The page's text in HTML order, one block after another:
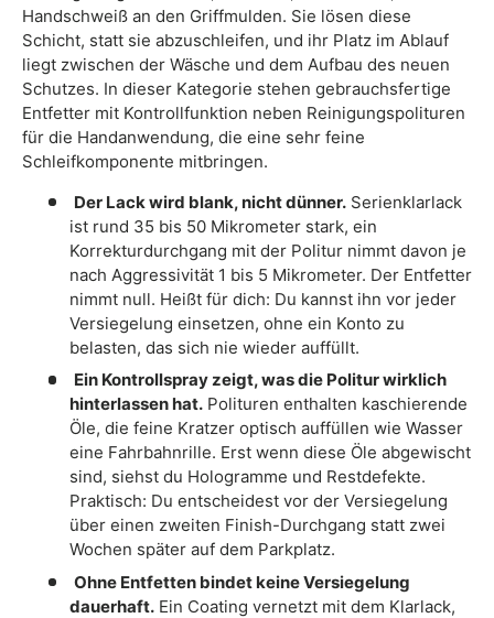
Handschweiß an den Griffmulden. Sie lösen diese
Schicht, statt sie abzuschleifen, und ihr Platz im Ablauf
liegt zwischen der Wäsche und dem Aufbau des neuen
Schutzes. In dieser Kategorie stehen gebrauchsfertige
Entfetter mit Kontrollfunktion neben Reinigungspolituren
für die Handanwendung, die eine sehr feine
Schleifkomponente mitbringen.
Der Lack wird blank, nicht dünner.Serienklarlack
ist rund 35 bis 50 Mikrometer stark, ein
Korrekturdurchgang mit der Politur nimmt davon je
nach Aggressivität 1 bis 5 Mikrometer. Der Entfetter
nimmt null. Heißt für dich: Du kannst ihn vor jeder
Versiegelung einsetzen, ohne ein Konto zu
belasten, das sich nie wieder auffüllt.
Ein Kontrollspray zeigt, was die Politur wirklich
hinterlassen hat.Polituren enthalten kaschierende
Öle, die feine Kratzer optisch auffüllen wie Wasser
eine Fahrbahnrille. Erst wenn diese Öle abgewischt
sind, siehst du Hologramme und Restdefekte.
Praktisch: Du entscheidest vor der Versiegelung
über einen zweiten Finish-Durchgang statt zwei
Wochen später auf dem Parkplatz.
Ohne Entfetten bindet keine Versiegelung
dauerhaft.Ein Coating vernetzt mit dem Klarlack,